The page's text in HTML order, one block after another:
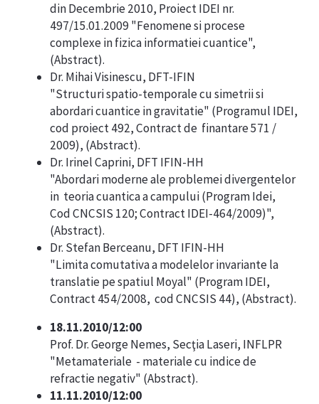
din Decembrie 2010, Proiect IDEI nr.
497/15.01.2009 "Fenomene si procese
complexe in fizica informatiei cuantice",
(Abstract).
Dr. Mihai Visinescu, DFT-IFIN
"Structuri spatio-temporale cu simetrii si
abordari cuantice in gravitatie" (Programul IDEI,
cod proiect 492, Contract de finantare 571 /
2009), (Abstract).
Dr. Irinel Caprini, DFT IFIN-HH
"Abordari moderne ale problemei divergentelor
in teoria cuantica a campului (Program Idei,
Cod CNCSIS 120; Contract IDEI-464/2009)",
(Abstract).
Dr. Stefan Berceanu, DFT IFIN-HH
"Limita comutativa a modelelor invariante la
translatie pe spatiul Moyal" (Program IDEI,
Contract 454/2008, cod CNCSIS 44), (Abstract).
18.11.2010/12:00
Prof. Dr. George Nemes, Secţia Laseri, INFLPR
"Metamateriale - materiale cu indice de
refractie negativ" (Abstract).
11.11.2010/12:00